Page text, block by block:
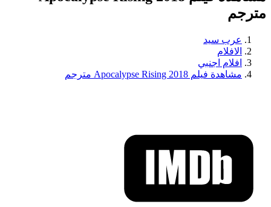
مترجم
عرب سيد
الافلام
افلام اجنبي
مشاهدة فيلم Apocalypse Rising 2018 مترجم